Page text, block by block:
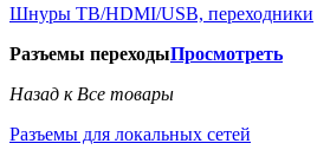
Шнуры ТВ/HDMI/USB, переходники
Разъемы переходыПросмотреть
Назад к Все товары
Разъемы для локальных сетей